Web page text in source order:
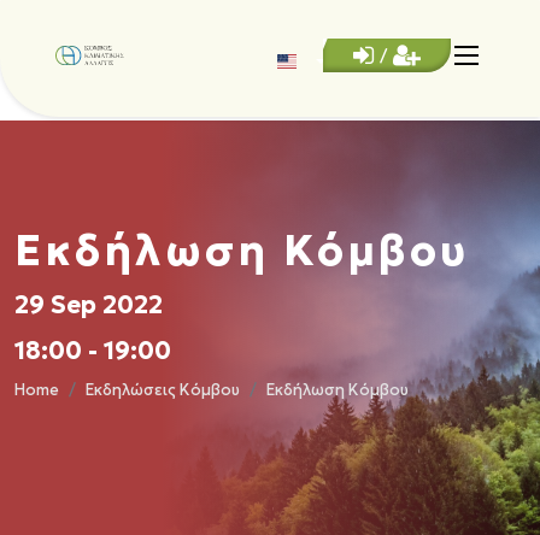
/
Εκδήλωση Κόμβου
Home Εκδηλώσεις Κόμβου Εκδήλωση Κόμβου
29 Sep 2022
18:00 - 19:00